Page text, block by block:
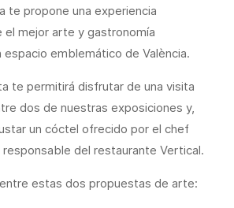
te propone una experiencia
el mejor arte y gastronomía
espacio emblemático de València.
te permitirá disfrutar de una visita
dos de nuestras exposiciones y,
un cóctel ofrecido por el chef
del restaurante Vertical.
estas dos propuestas de arte: